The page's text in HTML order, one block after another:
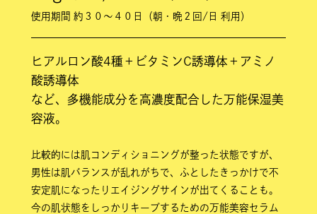
使用期間 約３０〜４０日（朝・晩２回/日 利用）
ヒアルロン酸4種＋ビタミンC誘導体＋アミノ
酸誘導体
など、多機能成分を高濃度配合した万能保湿美
容液。
比較的には肌コンディショニングが整った状態ですが、
男性は肌バランスが乱れがちで、ふとしたきっかけで不
安定肌になったりエイジングサインが出てくることも。
今の肌状態をしっかりキープするための万能美容セラム